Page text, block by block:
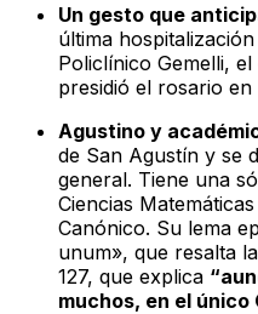
Un gesto que
última
Policlínico Gemelli,
presidió el rosario
Agustino y
de San Agustín y se
general. Tiene una
Ciencias
Canónico. Su lema
unum», que resalta
127, que explica
muchos, en el único